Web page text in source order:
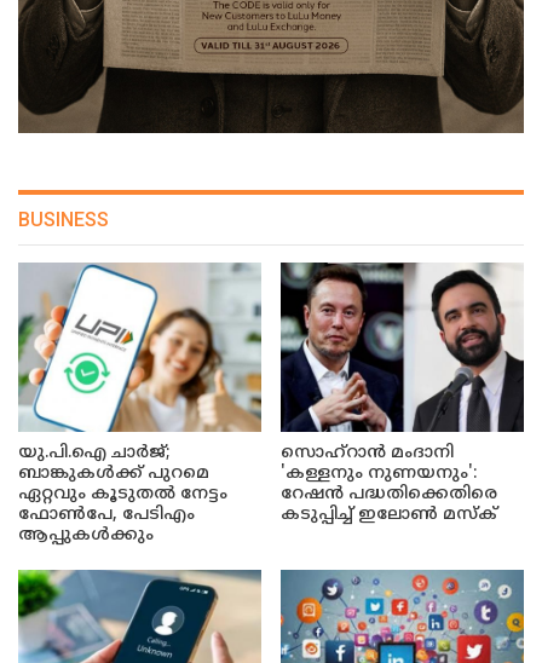
BUSINESS
യു.പി.ഐ ചാർജ്;
ബാങ്കുകൾക്ക് പുറമെ
ഏറ്റവും കൂടുതൽ നേട്ടം
ഫോൺപേ, പേടിഎം
ആപ്പുകൾക്കും
സൊഹ്റാൻ മംദാനി
'കള്ളനും നുണയനും':
റേഷൻ പദ്ധതിക്കെതിരെ
കടുപ്പിച്ച് ഇലോൺ മസ്ക്